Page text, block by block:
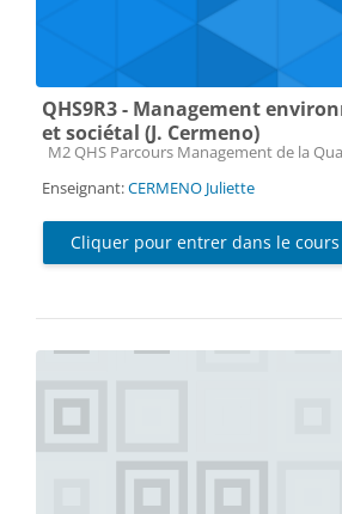
QHS9R3 - Management
et sociétal (J. Cermeno)
Catégorie de cours
M2 QHS Parcours Management de la
Enseignant:CERMENO Juliette
Cliquer pour entrer dans le cours